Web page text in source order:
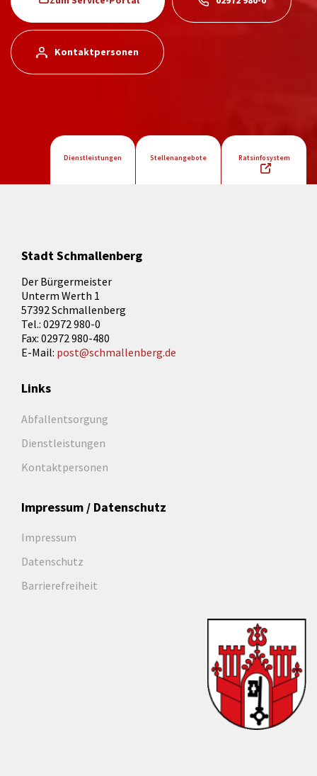
Kontaktpersonen
Dienstleistungen Stellenangebote Ratsinfosystem
Stadt Schmallenberg
Der Bürgermeister
Unterm Werth 1
57392 Schmallenberg
Tel.: 02972 980-0
Fax: 02972 980-480
E-Mail: post@schmallenberg.de
Links
Abfallentsorgung
Dienstleistungen
Kontaktpersonen
Impressum / Datenschutz
Impressum
Datenschutz
Barrierefreiheit